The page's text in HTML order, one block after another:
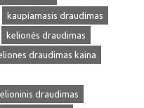
kaupiamasis draudimas
kelionės draudimas
draudimas kaina
draudimas